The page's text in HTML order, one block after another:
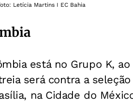
Letícia Martins I EC Bahia
está no Grupo K,
será contra a
na Cidade do